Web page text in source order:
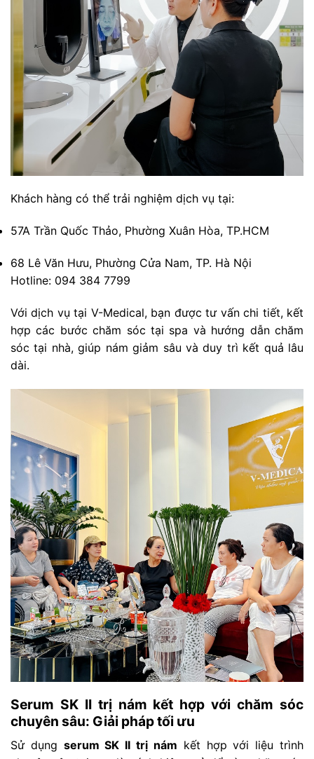
Khách hàng có thể trải nghiệm dịch vụ tại:
57A Trần Quốc Thảo, Phường Xuân Hòa, TP.HCM
68 Lê Văn Hưu, Phường Cửa Nam, TP. Hà Nội
Hotline: 094 384 7799
Với dịch vụ tại V-Medical, bạn được tư vấn chi tiết, kết
hợp các bước chăm sóc tại spa và hướng dẫn chăm
sóc tại nhà, giúp nám giảm sâu và duy trì kết quả lâu
dài.
Serum SK II trị nám kết hợp với chăm sóc
chuyên sâu: Giải pháp tối ưu
Sử dụng serum SK II trị nám kết hợp với liệu trình